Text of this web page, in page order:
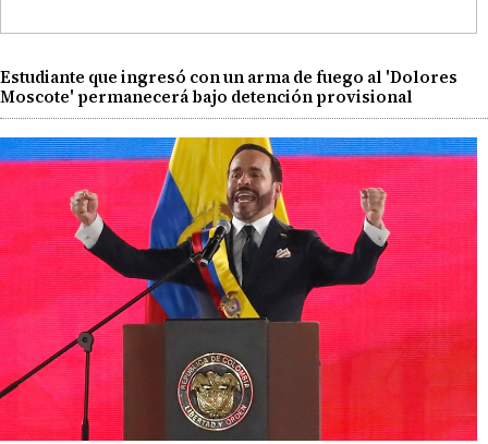
Estudiante que ingresó con un arma de fuego al 'Dolores
Moscote' permanecerá bajo detención provisional